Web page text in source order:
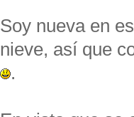
Soy nueva en
nieve, así que
.